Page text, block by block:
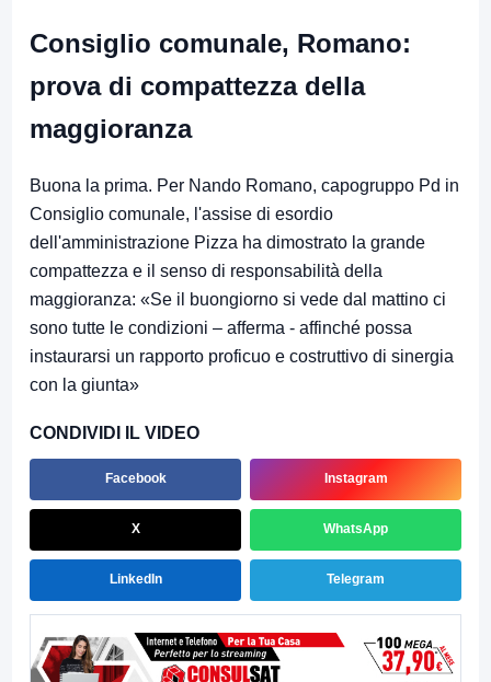
Consiglio comunale, Romano:
prova di compattezza della
maggioranza
Buona la prima. Per Nando Romano, capogruppo Pd in
Consiglio comunale, l'assise di esordio
dell'amministrazione Pizza ha dimostrato la grande
compattezza e il senso di responsabilità della
maggioranza: «Se il buongiorno si vede dal mattino ci
sono tutte le condizioni – afferma - affinché possa
instaurarsi un rapporto proficuo e costruttivo di sinergia
con la giunta»
CONDIVIDI IL VIDEO
Facebook Instagram
X WhatsApp
LinkedIn Telegram